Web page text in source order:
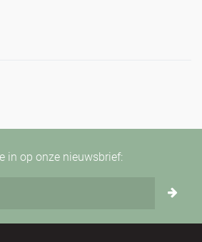
in op onze nieuwsbrief: